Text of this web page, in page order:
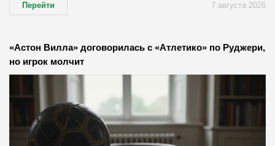
Перейти 7 августа 2026
«Астон Вилла» договорилась с «Атлетико» по Руджери,
но игрок молчит